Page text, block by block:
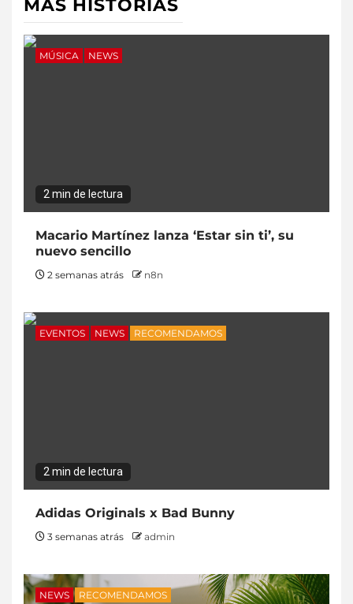
MÁS HISTORIAS
MÚSICA NEWS
2 min de lectura
Macario Martínez lanza ‘Estar sin ti’, su
nuevo sencillo
2 semanas atrás n8n
EVENTOS NEWS RECOMENDAMOS
2 min de lectura
Adidas Originals x Bad Bunny
3 semanas atrás admin
NEWS RECOMENDAMOS